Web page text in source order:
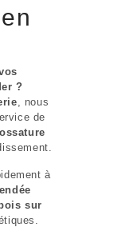
?
, nous
de
ossature
à
sur